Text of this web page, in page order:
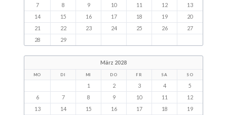
7
8 9 10 11 12
13
14
15 16 17 18 19
20
21
22 23 24 25 26
27
28
29
März 2028
MO DI MI DO FR SA SO
1 2 3 4
5
6
7 8 9 10 11
12
13
14 15 16 17 18
19